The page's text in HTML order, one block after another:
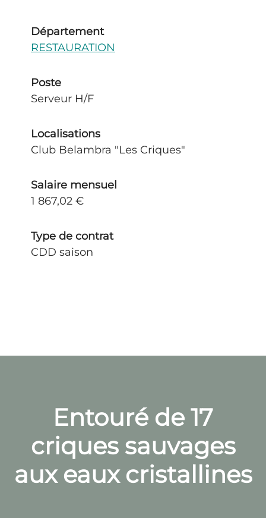
Département
RESTAURATION
Poste
Serveur H/F
Localisations
Club Belambra "Les Criques"
Salaire mensuel
1 867,02 €
Type de contrat
CDD saison
Entouré de 17
criques sauvages
aux eaux cristallines